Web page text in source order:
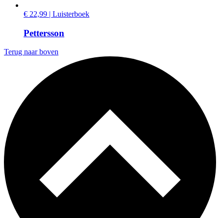
€ 22,99 | Luisterboek
Pettersson
Terug naar boven